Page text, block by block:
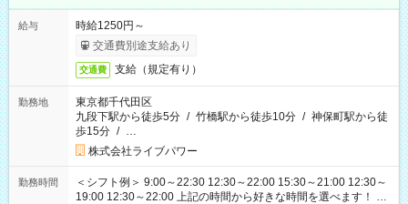
給与
時給1250円～
交通費別途支給あり
交通費 支給（規定有り）
勤務地
東京都千代田区
九段下駅から徒歩5分 / 竹橋駅から徒歩10分 / 神保町駅から徒
歩15分 / …
株式会社ライブパワー
勤務時間
＜シフト例＞ 9:00～22:30 12:30～22:00 15:30～21:00 12:30～
19:00 12:30～22:00 上記の時間から好きな時間を選べます！ ※